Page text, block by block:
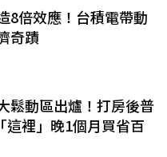
8倍效應！台積電帶動
奇蹟
鬆動區出爐！打房後普
這裡」晚1個月買省百